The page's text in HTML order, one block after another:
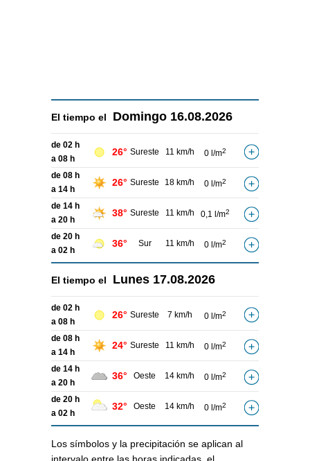
El tiempo el Domingo 16.08.2026
de 02 h
a 08 h
26° Sureste 11 km/h 0 l/m2
de 08 h
a 14 h
26° Sureste 18 km/h 0 l/m2
de 14 h
a 20 h
38° Sureste 11 km/h 0,1 l/m2
de 20 h
a 02 h
36° Sur 11 km/h 0 l/m2
El tiempo el Lunes 17.08.2026
de 02 h
a 08 h
26° Sureste 7 km/h 0 l/m2
de 08 h
a 14 h
24° Sureste 11 km/h 0 l/m2
de 14 h
a 20 h
36° Oeste 14 km/h 0 l/m2
de 20 h
a 02 h
32° Oeste 14 km/h 0 l/m2
Los símbolos y la precipitación se aplican al